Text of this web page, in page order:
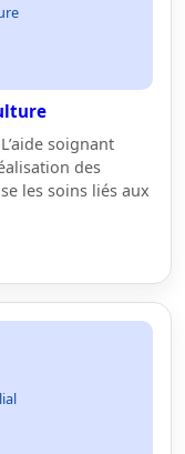
soignant
des
les soins liés aux